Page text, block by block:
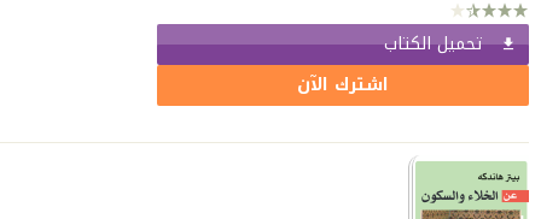
تحميل الكتاب
اشترك الآن